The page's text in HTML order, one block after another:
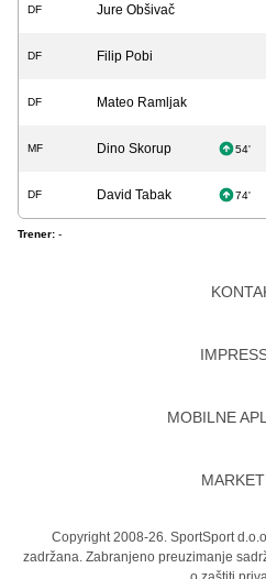
DF Jure Obšivač
DF Filip Pobi
DF Mateo Ramljak
MF Dino Skorup 54'
DF David Tabak 74'
Trener: -
MOBILNE
Copyright 2008-26. SportSport
zadržana. Zabranjeno preuzimanje